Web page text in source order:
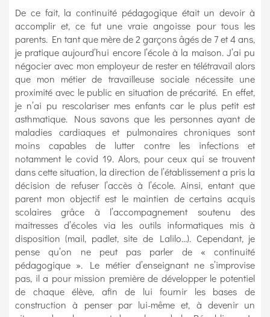
De ce fait, la continuité pédagogique était un devoir à
accomplir et, ce fut une vraie angoisse pour tous les
parents. En tant que mère de 2 garçons âgés de 7 et 4 ans,
je pratique aujourd’hui encore l’école à la maison. J’ai pu
négocier avec mon employeur de rester en télétravail alors
que mon métier de travailleuse sociale nécessite une
proximité avec le public en situation de précarité. En effet,
je n’ai pu rescolariser mes enfants car le plus petit est
asthmatique. Nous savons que les personnes ayant de
maladies cardiaques et pulmonaires chroniques sont
moins capables de lutter contre les infections et
notamment le covid 19. Alors, pour ceux qui se trouvent
dans cette situation, la direction de l’établissement a pris la
décision de refuser l’accès à l’école. Ainsi, entant que
parent mon objectif est le maintien de certains acquis
scolaires grâce à l’accompagnement soutenu des
maitresses d’écoles via les outils informatiques mis à
disposition (mail, padlet, site de Lalilo…). Cependant, je
pense qu’on ne peut pas parler de « continuité
pédagogique ». Le métier d’enseignant ne s’improvise
pas, il a pour mission première de développer le potentiel
de chaque élève, afin de lui fournir les bases de
construction à penser par lui-même et, à devenir un